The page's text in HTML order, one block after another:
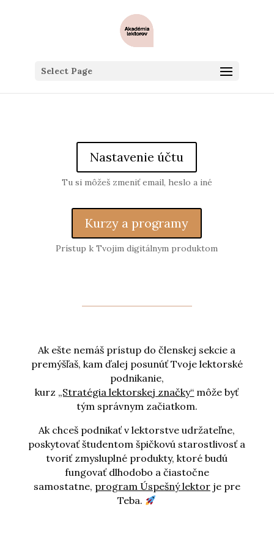
Select Page
Nastavenie účtu
Tu si môžeš zmeniť email, heslo a iné
Kurzy a programy
Prístup k Tvojim digitálnym produktom
Ak ešte nemáš prístup do členskej sekcie a
premýšľaš, kam ďalej posunúť Tvoje lektorské
podnikanie,
kurz „Stratégia lektorskej značky“ môže byť
tým správnym začiatkom.
Ak chceš podnikať v lektorstve udržateľne,
poskytovať študentom špičkovú starostlivosť a
tvoriť zmysluplné produkty, ktoré budú
fungovať dlhodobo a čiastočne
samostatne, program Úspešný lektorje pre
Teba.